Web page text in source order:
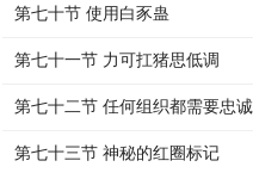
第七十节 使用白豕蛊
第七十一节 力可扛猪思低调
第七十二节 任何组织都需要忠诚
第七十三节 神秘的红圈标记